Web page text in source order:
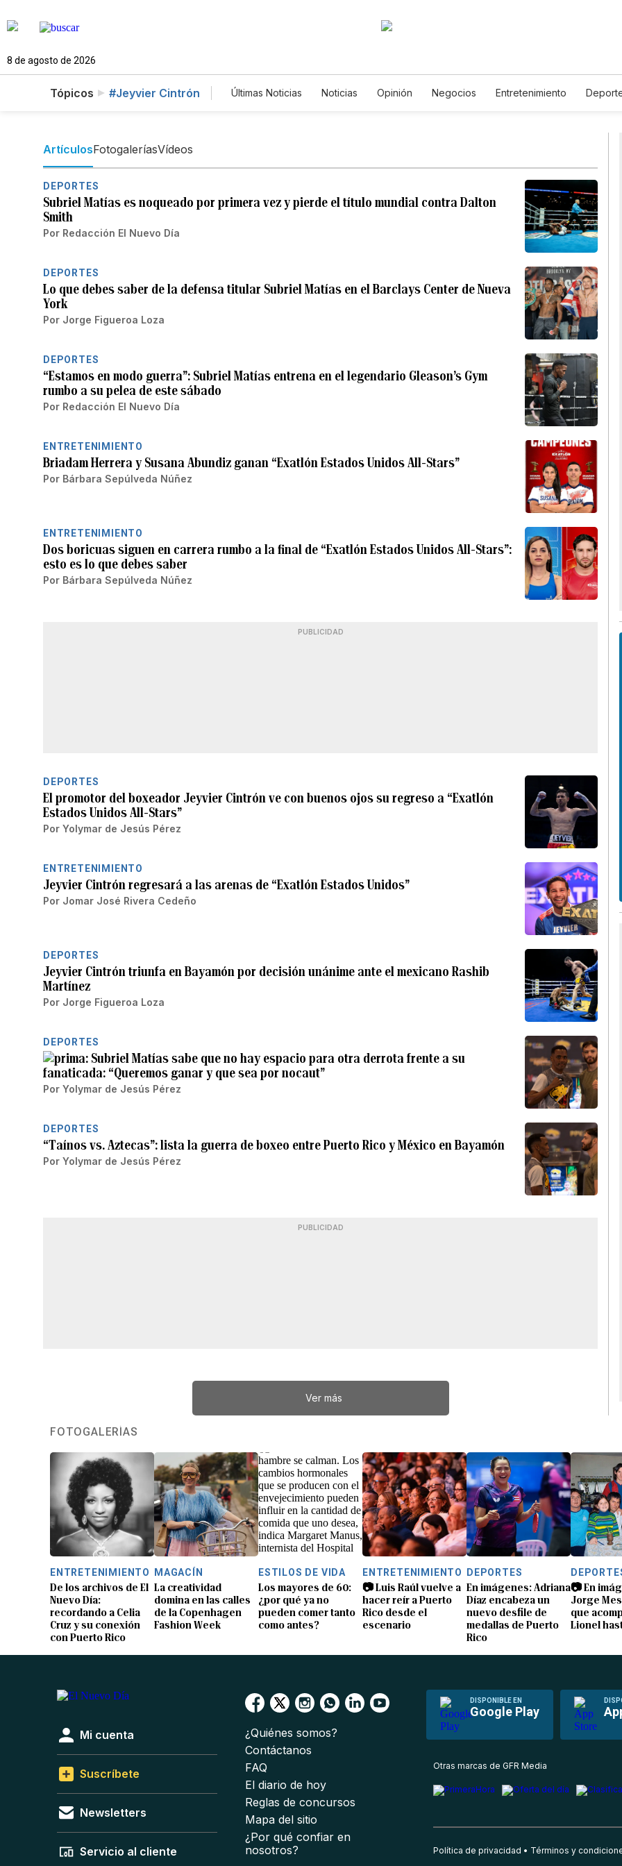
8 de agosto de 2026
Tópicos #Jeyvier Cintrón Últimas Noticias Noticias Opinión Negocios Entretenimiento
ArtículosFotogaleríasVídeos
DEPORTES
Subriel Matías es noqueado por primera vez y pierde el título mundial contra Dalton
Smith
Por Redacción El Nuevo Día
DEPORTES
Lo que debes saber de la defensa titular Subriel Matías en el Barclays Center de Nueva
York
Por Jorge Figueroa Loza
DEPORTES
“Estamos en modo guerra”: Subriel Matías entrena en el legendario Gleason’s Gym
rumbo a su pelea de este sábado
Por Redacción El Nuevo Día
ENTRETENIMIENTO
Briadam Herrera y Susana Abundiz ganan “Exatlón Estados Unidos All-Stars”
Por Bárbara Sepúlveda Núñez
ENTRETENIMIENTO
Dos boricuas siguen en carrera rumbo a la final de “Exatlón Estados Unidos All-Stars”:
esto es lo que debes saber
Por Bárbara Sepúlveda Núñez
PUBLICIDAD
DEPORTES
El promotor del boxeador Jeyvier Cintrón ve con buenos ojos su regreso a “Exatlón
Estados Unidos All-Stars”
Por Yolymar de Jesús Pérez
ENTRETENIMIENTO
Jeyvier Cintrón regresará a las arenas de “Exatlón Estados Unidos”
Por Jomar José Rivera Cedeño
DEPORTES
Jeyvier Cintrón triunfa en Bayamón por decisión unánime ante el mexicano Rashib
Martínez
Por Jorge Figueroa Loza
DEPORTES
Subriel Matías sabe que no hay espacio para otra derrota frente a su
fanaticada: “Queremos ganar y que sea por nocaut”
Por Yolymar de Jesús Pérez
DEPORTES
“Taínos vs. Aztecas”: lista la guerra de boxeo entre Puerto Rico y México en Bayamón
Por Yolymar de Jesús Pérez
PUBLICIDAD
Ver más
FOTOGALERÍAS
ENTRETENIMIENTO
De los archivos de El
Nuevo Día:
recordando a Celia
Cruz y su conexión
con Puerto Rico
MAGACÍN
La creatividad
domina en las calles
de la Copenhagen
Fashion Week
ESTILOS DE VIDA
Los mayores de 60:
¿por qué ya no
pueden comer tanto
como antes?
ENTRETENIMIENTO
📷 Luis Raúl vuelve a
hacer reír a Puerto
Rico desde el
escenario
DEPORTES
En imágenes: Adriana
Díaz encabeza un
nuevo desfile de
medallas de Puerto
Rico
📷 En
Jorge
que
Lionel
DISPONIBLE EN
Google Play
Mi cuenta
Suscríbete
Newsletters
Servicio al cliente
¿Quiénes somos?
Contáctanos
FAQ
El diario de hoy
Reglas de concursos
Mapa del sitio
¿Por qué confiar en
nosotros?
Otras marcas de GFR Media
Política de privacidad Términos y